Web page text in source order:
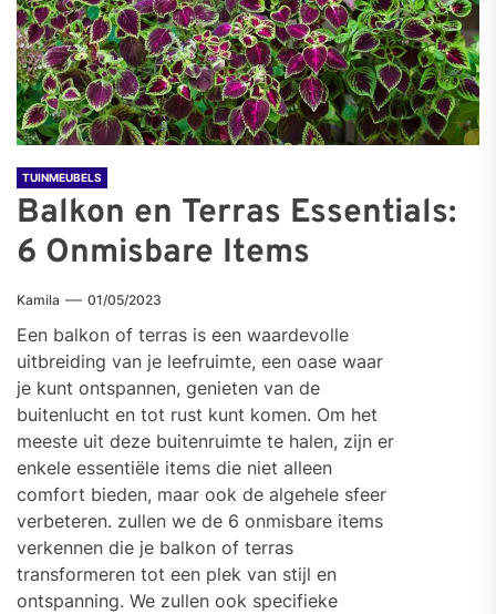
TUINMEUBELS
Balkon en Terras Essentials:
6 Onmisbare Items
Kamila 01/05/2023
Een balkon of terras is een waardevolle
uitbreiding van je leefruimte, een oase waar
je kunt ontspannen, genieten van de
buitenlucht en tot rust kunt komen. Om het
meeste uit deze buitenruimte te halen, zijn er
enkele essentiële items die niet alleen
comfort bieden, maar ook de algehele sfeer
verbeteren. zullen we de 6 onmisbare items
verkennen die je balkon of terras
transformeren tot een plek van stijl en
ontspanning. We zullen ook specifieke